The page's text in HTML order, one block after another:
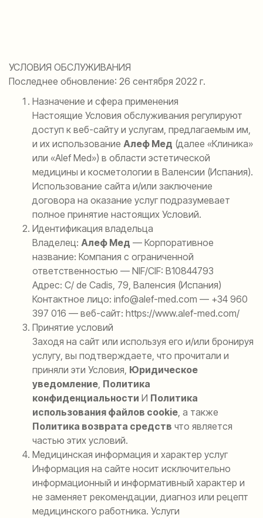
УСЛОВИЯ ОБСЛУЖИВАНИЯ
Последнее обновление: 26 сентября 2022 г.
Назначение и сфера применения
Настоящие Условия обслуживания регулируют
доступ к веб-сайту и услугам, предлагаемым им,
и их использование Алеф Мед (далее «Клиника»
или «Alef Med») в области эстетической
медицины и косметологии в Валенсии (Испания).
Использование сайта и/или заключение
договора на оказание услуг подразумевает
полное принятие настоящих Условий.
Идентификация владельца
Владелец: Алеф Мед — Корпоративное
название: Компания с ограниченной
ответственностью — NIF/CIF: B10844793
Адрес: C/ de Cadis, 79, Валенсия (Испания)
Контактное лицо: info@alef-med.com — +34 960
397 016 — веб-сайт: https://www.alef-med.com/
Принятие условий
Заходя на сайт или используя его и/или бронируя
услугу, вы подтверждаете, что прочитали и
приняли эти Условия, Юридическое
уведомление Политика
конфиденциальности И Политика
использования файлов cookie , а также
Политика возврата средств что является
частью этих условий.
Медицинская информация и характер услуг
Информация на сайте носит исключительно
информационный и информативный характер и
не заменяет рекомендации, диагноз или рецепт
медицинского работника. Услуги